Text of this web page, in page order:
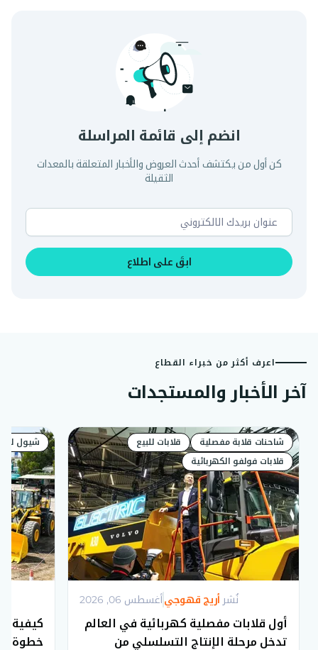
انضم إلى قائمة المراسلة
كن أول من يكتشف أحدث العروض والأخبار المتعلقة بالمعدات
الثقيلة
ابقَ على اطلاع
اعرف أكثر من خبراء القطاع
آخر الأخبار والمستجدات
شاحنات قلابة مفصلية
قلابات للبيع
قلابات فولفو الكهربائية
2026 ,أغسطس 06 نُشر أريج قهوجي
أول قلابات مفصلية كهربائية في العالم
تدخل مرحلة الإنتاج التسلسلي من
شيول
كيفية
خطوة